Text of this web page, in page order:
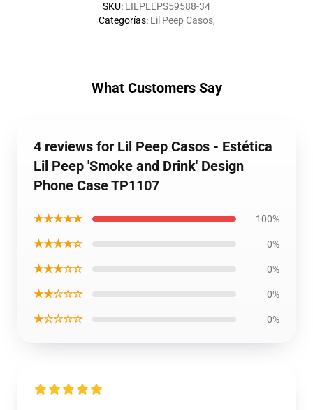
SKU: LILPEEPS59588-34
Categorías: Lil Peep Casos,
What Customers Say
4 reviews for Lil Peep Casos - Estética
Lil Peep 'Smoke and Drink' Design
Phone Case TP1107
★★★★★ 100%
★★★★☆ 0%
★★★☆☆ 0%
★★☆☆☆ 0%
★☆☆☆☆ 0%